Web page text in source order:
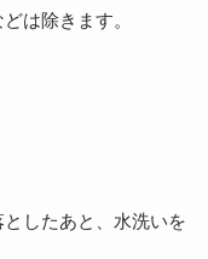
は除きます。
したあと、水洗いを